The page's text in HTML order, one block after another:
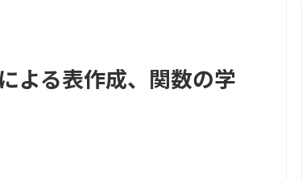
よる表作成、関数の学